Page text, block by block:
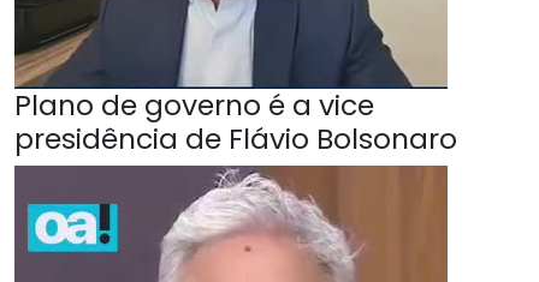
Plano de governo é a vice
presidência de Flávio Bolsonaro